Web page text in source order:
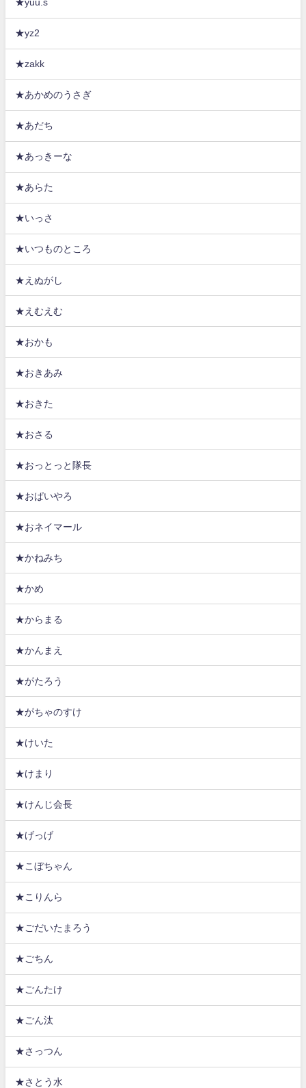
★yuu.s
★yz2
★zakk
★あかめのうさぎ
★あだち
★あっきーな
★あらた
★いっさ
★いつものところ
★えぬがし
★えむえむ
★おかも
★おきあみ
★おきた
★おさる
★おっとっと隊長
★おぱいやろ
★おネイマール
★かねみち
★かめ
★からまる
★かんまえ
★がたろう
★がちゃのすけ
★けいた
★けまり
★けんじ会長
★げっげ
★こぼちゃん
★こりんら
★ごだいたまろう
★ごちん
★ごんたけ
★ごん汰
★さっつん
★さとう水